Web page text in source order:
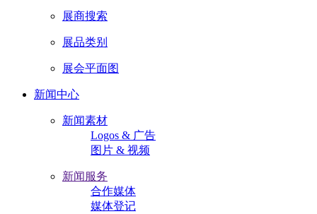
展商搜索
展品类别
展会平面图
新闻中心
新闻素材
Logos & 广告
图片 & 视频
新闻服务
合作媒体
媒体登记